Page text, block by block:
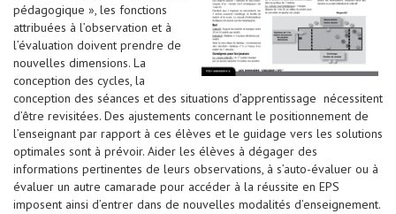
pédagogique », les fonctions
attribuées à l’observation et à
l’évaluation doivent prendre de
nouvelles dimensions. La
conception des cycles, la
conception des séances et des situations d’apprentissage nécessitent
d’être revisitées. Des ajustements concernant le positionnement de
l’enseignant par rapport à ces élèves et le guidage vers les solutions
optimales sont à prévoir. Aider les élèves à dégager des
informations pertinentes de leurs observations, à s’auto-évaluer ou à
évaluer un autre camarade pour accéder à la réussite en EPS
imposent ainsi d’entrer dans de nouvelles modalités d’enseignement.